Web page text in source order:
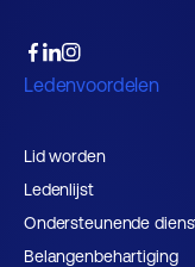
Ledenvoordelen
Lid worden
Ledenlijst
Ondersteunende
Belangenbehartiging